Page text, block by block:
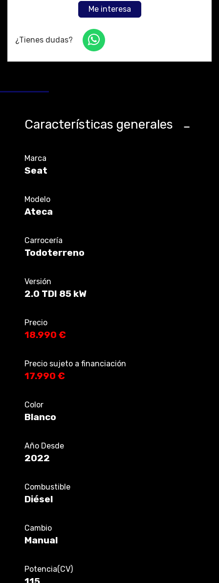
Me interesa
¿Tienes dudas?
Características generales
Marca
Seat
Modelo
Ateca
Carrocería
Todoterreno
Versión
2.0 TDI 85 kW
Precio
18.990 €
Precio sujeto a financiación
17.990 €
Color
Blanco
Año Desde
2022
Combustible
Diésel
Cambio
Manual
Potencia(CV)